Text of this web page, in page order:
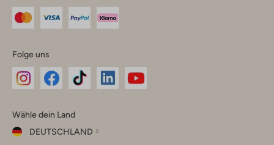
Folge uns
Instagram
Facebook
TikTok
Wähle dein Land
DEUTSCHLAND